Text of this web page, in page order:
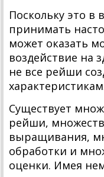
Поскольку это в
принимать
может оказать
воздействие на
не все рейши
Существует
рейши,
выращивания,
обработки и
оценки. Имея